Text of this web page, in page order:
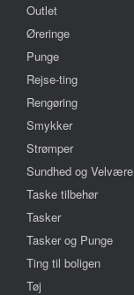
Outlet
Øreringe
Punge
Rejse-ting
Rengøring
Smykker
Strømper
Sundhed og Velvære
Taske tilbehør
Tasker
Tasker og Punge
Ting til boligen
Tøj